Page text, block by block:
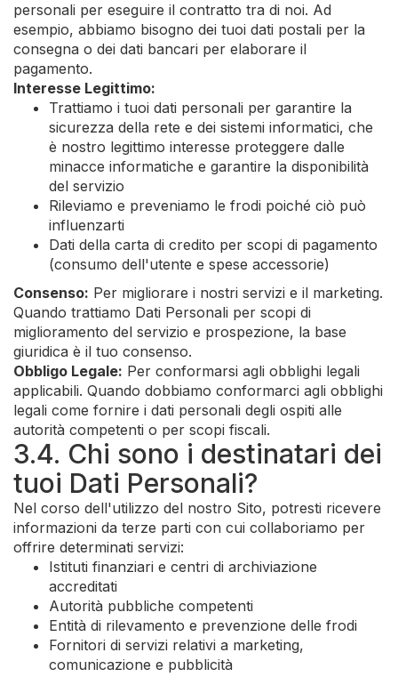
personali per eseguire il contratto tra di noi. Ad
esempio, abbiamo bisogno dei tuoi dati postali per la
consegna o dei dati bancari per elaborare il
pagamento.
Interesse Legittimo:
Trattiamo i tuoi dati personali per garantire la
sicurezza della rete e dei sistemi informatici, che
è nostro legittimo interesse proteggere dalle
minacce informatiche e garantire la disponibilità
del servizio
Rileviamo e preveniamo le frodi poiché ciò può
influenzarti
Dati della carta di credito per scopi di pagamento
(consumo dell'utente e spese accessorie)
Consenso: Per migliorare i nostri servizi e il marketing.
Quando trattiamo Dati Personali per scopi di
miglioramento del servizio e prospezione, la base
giuridica è il tuo consenso.
Obbligo Legale: Per conformarsi agli obblighi legali
applicabili. Quando dobbiamo conformarci agli obblighi
legali come fornire i dati personali degli ospiti alle
autorità competenti o per scopi fiscali.
3.4. Chi sono i destinatari dei
tuoi Dati Personali?
Nel corso dell'utilizzo del nostro Sito, potresti ricevere
informazioni da terze parti con cui collaboriamo per
offrire determinati servizi:
Istituti finanziari e centri di archiviazione
accreditati
Autorità pubbliche competenti
Entità di rilevamento e prevenzione delle frodi
Fornitori di servizi relativi a marketing,
comunicazione e pubblicità